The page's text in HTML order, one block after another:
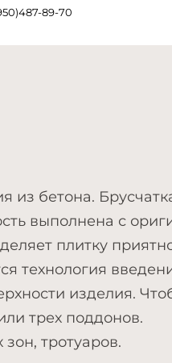
89-70
из бетона.
выполнена с
плитку
технология
изделия.
трех поддонов.
тротуаров.